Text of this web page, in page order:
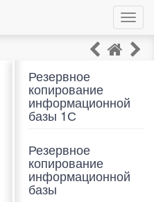
Резервное
копирование
информационной
базы 1С
Резервное
копирование
информационной
базы